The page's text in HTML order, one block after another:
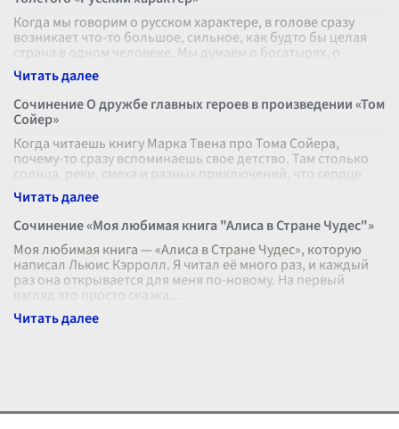
Когда мы говорим о русском характере, в голове сразу
возникает что-то большое, сильное, как будто бы целая
страна в одном человеке. Мы думаем о богатырях, о
суровых, но добрых людя
Сочинение О дружбе главных героев в произведении «Том
Сойер»
Когда читаешь книгу Марка Твена про Тома Сойера,
почему-то сразу вспоминаешь свое детство. Там столько
солнца, реки, смеха и разных приключений, что сердце
начинает биться чаще. Но
Сочинение «Моя любимая книга "Алиса в Стране Чудес"»
Моя любимая книга — «Алиса в Стране Чудес», которую
написал Льюис Кэрролл. Я читал её много раз, и каждый
раз она открывается для меня по-новому. На первый
взгляд это просто сказка